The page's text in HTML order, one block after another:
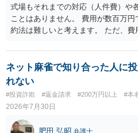
式場もそれまでの対応（人件費）や
ことはありません。 費用が数百万
約法は難しいと考えます。 ただ、
ということになり、解約するのは理
ネット麻雀で知り合った人に
れない
#投資詐欺 #返金請求 #200万円以上 #本
2026年7月30日
肥田 弘昭 弁護士